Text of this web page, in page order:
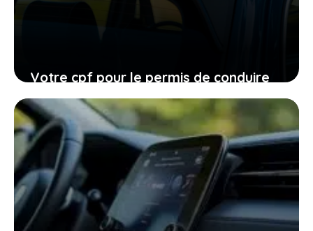
Votre cpf pour le permis de conduire
expire en 2026, ne laissez pas filer
cette ultime chance
27 janvier 2026